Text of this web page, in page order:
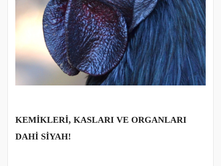
KEMİKLERİ, KASLARI VE ORGANLARI
DAHİ SİYAH!